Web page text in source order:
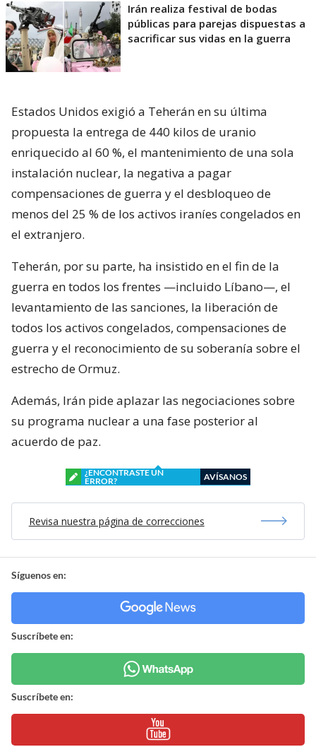
Irán realiza festival de bodas
públicas para parejas dispuestas a
sacrificar sus vidas en la guerra
Estados Unidos exigió a Teherán en su última
propuesta la entrega de 440 kilos de uranio
enriquecido al 60 %, el mantenimiento de una sola
instalación nuclear, la negativa a pagar
compensaciones de guerra y el desbloqueo de
menos del 25 % de los activos iraníes congelados en
el extranjero.
Teherán, por su parte, ha insistido en el fin de la
guerra en todos los frentes —incluido Líbano—, el
levantamiento de las sanciones, la liberación de
todos los activos congelados, compensaciones de
guerra y el reconocimiento de su soberanía sobre el
estrecho de Ormuz.
Además, Irán pide aplazar las negociaciones sobre
su programa nuclear a una fase posterior al
acuerdo de paz.
¿ENCONTRASTE UN
ERROR?
AVÍSANOS
Revisa nuestra página de correcciones
Síguenos en:
Suscríbete en:
Suscríbete en: